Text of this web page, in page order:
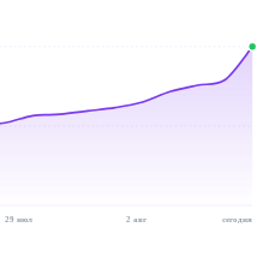
29 июл 2 авг сегодня